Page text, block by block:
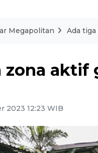
Megapolitan Ada
zona aktif
2023 12:23 WIB